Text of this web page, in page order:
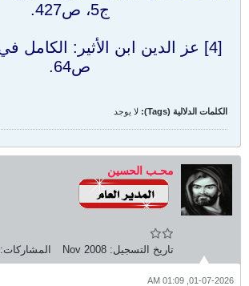
ج5، ص427.
ص64.
الكلمات الدلالية (Tags): لا يوجد
محـب الحسين
تاريخ التسجيل: Nov 2008 المشاركات:
01-07-2026, 01:09 AM